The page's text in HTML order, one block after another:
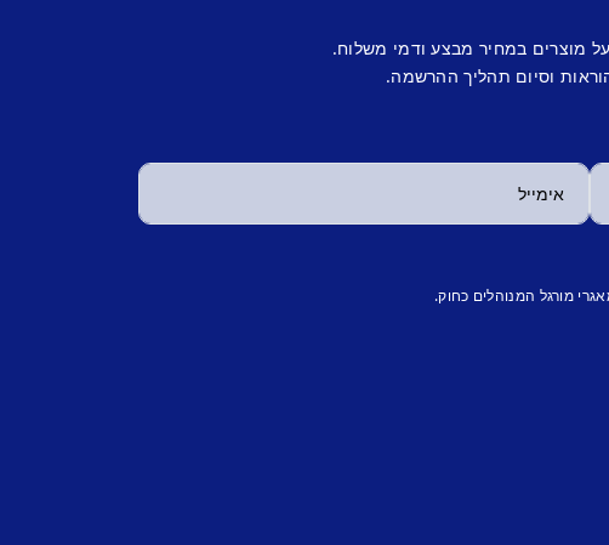
מוצרים במחיר מבצע ודמי משלוח.
וסיום תהליך ההרשמה.
מורגל המנוהלים כחוק.